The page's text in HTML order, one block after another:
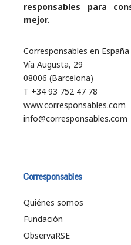
responsables para
mejor.
Corresponsables en España
Vía Augusta, 29
08006 (Barcelona)
T +34 93 752 47 78
www.corresponsables.com
info@corresponsables.com
Corresponsables
Quiénes somos
Fundación
ObservaRSE